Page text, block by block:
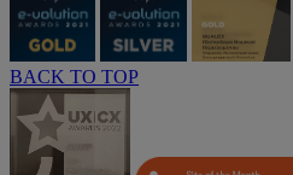
BACK TO TOP